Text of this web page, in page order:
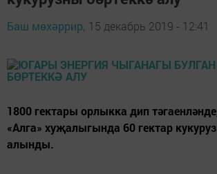
Баш мөхәррир, 15 декабрь 2019 - 12:41
1800 гектары орлыкка дип
«Алга» хуҗалыгында 60 гектар
алынды.